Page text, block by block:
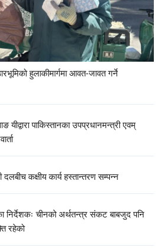
हुलाकीमार्गमा आवत-जावत गर्ने
यीद्वारा पाकिस्तानका उपप्रधानमन्त्री एवम्
दलबीच कक्षीय कार्य हस्तान्तरण सम्पन्न
निर्देशकः चीनको अर्थतन्त्र संकट बाबजुद पनि
रहेको